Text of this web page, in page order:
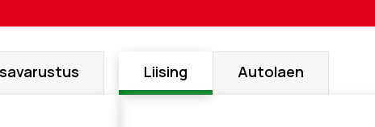
Liising Autolaen